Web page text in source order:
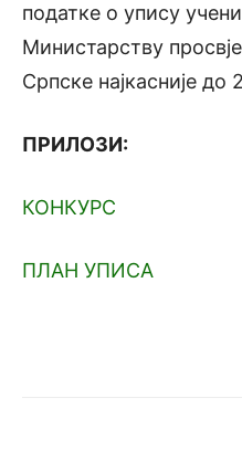
податке о упису
Министарству
Српске најкасније до
ПРИЛОЗИ:
КОНКУРС
ПЛАН УПИСА